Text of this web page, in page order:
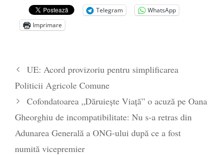
Telegram
WhatsApp
Imprimare
UE: Acord provizoriu pentru simplificarea
Politicii Agricole Comune
Cofondatoarea „Dăruiește Viață” o acuză pe Oana
Gheorghiu de incompatibilitate: Nu s-a retras din
Adunarea Generală a ONG-ului după ce a fost
numită vicepremier